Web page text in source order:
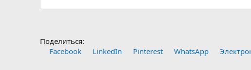
Поделиться:
Facebook
LinkedIn Pinterest WhatsApp